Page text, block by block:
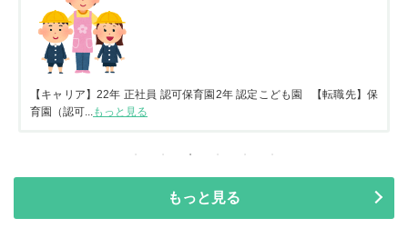
【キャリア】22年 正社員 認可保育園2年 認定こども園 【転職先】保
育園（認可...
もっと見る
もっと見る